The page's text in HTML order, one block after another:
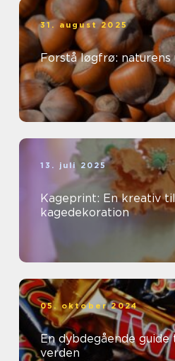
31. august 2025
Forstå løgfrø: naturens
13. juli 2025
Kageprint: En kreativ
kagedekoration
05. oktober 2024
En dybdegående
verden